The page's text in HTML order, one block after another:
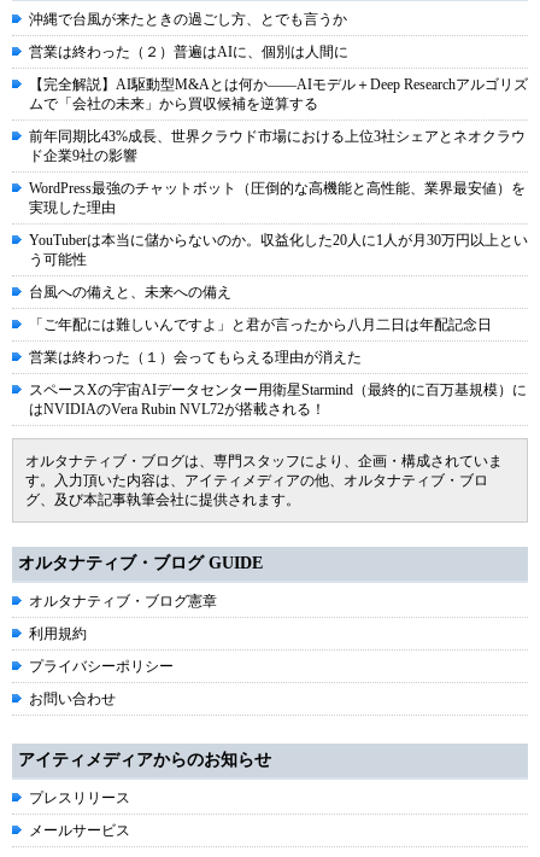
沖縄で台風が来たときの過ごし方、とでも言うか
営業は終わった（２）普遍はAIに、個別は人間に
【完全解説】AI駆動型M&Aとは何か――AIモデル＋Deep Researchアルゴリズ
ムで「会社の未来」から買収候補を逆算する
前年同期比43%成長、世界クラウド市場における上位3社シェアとネオクラウ
ド企業9社の影響
WordPress最強のチャットボット（圧倒的な高機能と高性能、業界最安値）を
実現した理由
YouTuberは本当に儲からないのか。収益化した20人に1人が月30万円以上とい
う可能性
台風への備えと、未来への備え
「ご年配には難しいんですよ」と君が言ったから八月二日は年配記念日
営業は終わった（１）会ってもらえる理由が消えた
スペースXの宇宙AIデータセンター用衛星Starmind（最終的に百万基規模）に
はNVIDIAのVera Rubin NVL72が搭載される！
オルタナティブ・ブログは、専門スタッフにより、企画・構成されていま
す。入力頂いた内容は、アイティメディアの他、オルタナティブ・ブロ
グ、及び本記事執筆会社に提供されます。
オルタナティブ・ブログ GUIDE
オルタナティブ・ブログ憲章
利用規約
プライバシーポリシー
お問い合わせ
アイティメディアからのお知らせ
プレスリリース
メールサービス